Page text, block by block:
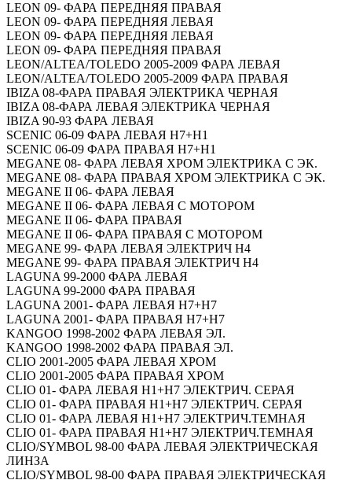
LEON 09- ФАРА ПЕРЕДНЯЯ ПРАВАЯ
LEON 09- ФАРА ПЕРЕДНЯЯ ЛЕВАЯ
LEON 09- ФАРА ПЕРЕДНЯЯ ЛЕВАЯ
LEON 09- ФАРА ПЕРЕДНЯЯ ПРАВАЯ
LEON/ALTEA/TOLEDO 2005-2009 ФАРА ЛЕВАЯ
LEON/ALTEA/TOLEDO 2005-2009 ФАРА ПРАВАЯ
IBIZA 08-ФАРА ПРАВАЯ ЭЛЕКТРИКА ЧЕРНАЯ
IBIZA 08-ФАРА ЛЕВАЯ ЭЛЕКТРИКА ЧЕРНАЯ
IBIZA 90-93 ФАРА ЛЕВАЯ
SCENIC 06-09 ФАРА ЛЕВАЯ H7+H1
SCENIC 06-09 ФАРА ПРАВАЯ H7+H1
MEGANE 08- ФАРА ЛЕВАЯ ХРОМ ЭЛЕКТРИКА С ЭК.
MEGANE 08- ФАРА ПРАВАЯ ХРОМ ЭЛЕКТРИКА С ЭК.
MEGANE II 06- ФАРА ЛЕВАЯ
MEGANE II 06- ФАРА ЛЕВАЯ С МОТОРОМ
MEGANE II 06- ФАРА ПРАВАЯ
MEGANE II 06- ФАРА ПРАВАЯ С МОТОРОМ
MEGANE 99- ФАРА ЛЕВАЯ ЭЛЕКТРИЧ H4
MEGANE 99- ФАРА ПРАВАЯ ЭЛЕКТРИЧ H4
LAGUNA 99-2000 ФАРА ЛЕВАЯ
LAGUNA 99-2000 ФАРА ПРАВАЯ
LAGUNA 2001- ФАРА ЛЕВАЯ H7+H7
LAGUNA 2001- ФАРА ПРАВАЯ H7+H7
KANGOO 1998-2002 ФАРА ЛЕВАЯ ЭЛ.
KANGOO 1998-2002 ФАРА ПРАВАЯ ЭЛ.
CLIO 2001-2005 ФАРА ЛЕВАЯ ХРОМ
CLIO 2001-2005 ФАРА ПРАВАЯ ХРОМ
CLIO 01- ФАРА ЛЕВАЯ H1+H7 ЭЛЕКТРИЧ. СЕРАЯ
CLIO 01- ФАРА ПРАВАЯ H1+H7 ЭЛЕКТРИЧ. СЕРАЯ
CLIO 01- ФАРА ЛЕВАЯ H1+H7 ЭЛЕКТРИЧ.ТЕМНАЯ
CLIO 01- ФАРА ПРАВАЯ H1+H7 ЭЛЕКТРИЧ.ТЕМНАЯ
CLIO/SYMBOL 98-00 ФАРА ЛЕВАЯ ЭЛЕКТРИЧЕСКАЯ
ЛИНЗА
CLIO/SYMBOL 98-00 ФАРА ПРАВАЯ ЭЛЕКТРИЧЕСКАЯ